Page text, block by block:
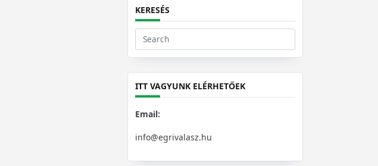
KERESÉS
Search
for:
ITT VAGYUNK ELÉRHETŐEK
Email:
info@egrivalasz.hu